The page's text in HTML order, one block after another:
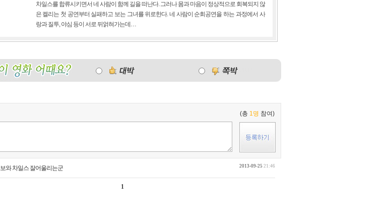
차일스를 합류시키면서 네 사람이 함께 길을 떠난다. 그러나 몸과 마음이 정상적으로 회복되지 않
은 켈리는 첫 공연부터 실패하고 보는 그녀를 위로한다. 네 사람이 순회공연을 하는 과정에서 사
랑과 질투, 야심 등이 서로 뒤얽혀가는데…
(총 1명 참여)
보와 차일스 잘어울리는군 2013-09-25 21:46
1